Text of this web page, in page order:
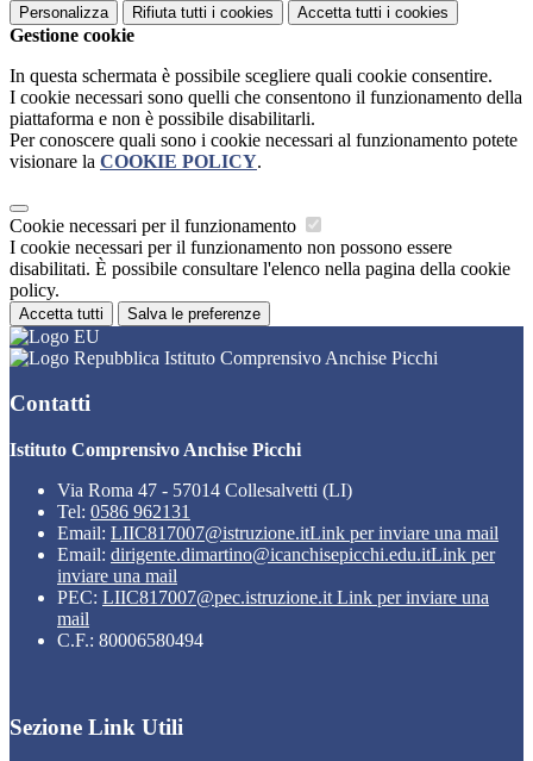
Personalizza Rifiuta tutti i cookies Accetta tutti i cookies
Gestione cookie
In questa schermata è possibile scegliere quali cookie consentire.
I cookie necessari sono quelli che consentono il funzionamento della
piattaforma e non è possibile disabilitarli.
Per conoscere quali sono i cookie necessari al funzionamento potete
visionare la COOKIE POLICY.
Cookie necessari per il funzionamento
I cookie necessari per il funzionamento non possono essere
disabilitati. È possibile consultare l'elenco nella pagina della cookie
policy.
Accetta tutti Salva le preferenze
Istituto Comprensivo Anchise Picchi
Contatti
Istituto Comprensivo Anchise Picchi
Via Roma 47 - 57014 Collesalvetti (LI)
Tel: 0586 962131
Email: LIIC817007@istruzione.itLink per inviare una mail
Email: dirigente.dimartino@icanchisepicchi.edu.itLink per
inviare una mail
PEC: LIIC817007@pec.istruzione.it Link per inviare una
mail
C.F.: 80006580494
Sezione Link Utili